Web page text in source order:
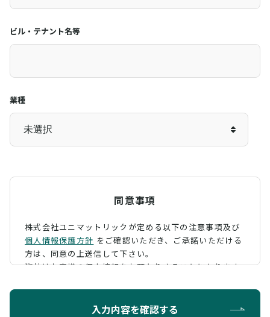
ビル・テナント名等
業種
同意事項
株式会社ユニマットリックが定める以下の注意事項及び
個人情報保護方針 をご確認いただき、 ご承諾いただける
方は、同意の上送信して下さい。
弊社はお客様の個人情報をお預かりすることになります
ように定め、保護に努めております。
入力内容を確認する